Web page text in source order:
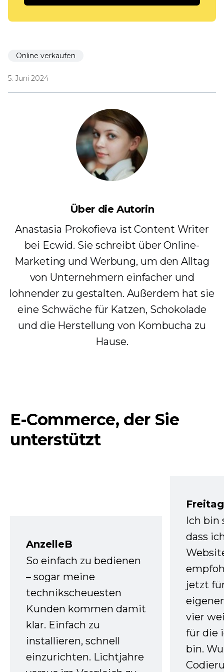
Online verkaufen
5. Juni 2024
Über die Autorin
Anastasia Prokofieva ist Content Writer
bei Ecwid. Sie schreibt über Online-
Marketing und Werbung, um den Alltag
von Unternehmern einfacher und
lohnender zu gestalten. Außerdem hat sie
eine Schwäche für Katzen, Schokolade
und die Herstellung von Kombucha zu
Hause.
E-Commerce, der Sie
unterstützt
AnzelleB
So einfach zu bedienen
– sogar meine
technikscheuesten
Kunden kommen damit
klar. Einfach zu
installieren, schnell
einzurichten. Lichtjahre
Ich bin
dass
jetzt
vier
für die
bin.